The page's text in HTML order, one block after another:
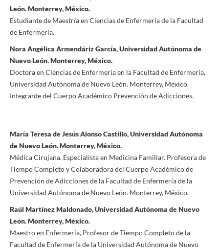
León. Monterrey, México.
Estudiante de Maestría en Ciencias de Enfermería de la Facultad
de Enfermería.
Nora Angélica Armendáriz García, Universidad Autónoma de
Nuevo León. Monterrey, México.
Doctora en Ciencias de Enfermería en la Facultad de Enfermería,
Universidad Autónoma de Nuevo León. Monterrey, México.
Integrante del Cuerpo Académico Prevención de Adicciones.
María Teresa de Jesús Alonso Castillo, Universidad Autónoma
de Nuevo León. Monterrey, México.
Médica Cirujana. Especialista en Medicina Familiar. Profesora de
Tiempo Completo y Colaboradora del Cuerpo Académico de
Prevención de Adicciones de la Facultad de Enfermería de la
Universidad Autónoma de Nuevo León. Monterrey, México.
Raúl Martínez Maldonado, Universidad Autónoma de Nuevo
León. Monterrey, México.
Maestro en Enfermería, Profesor de Tiempo Completo de la
Facultad de Enfermería de la Universidad Autónoma de Nuevo